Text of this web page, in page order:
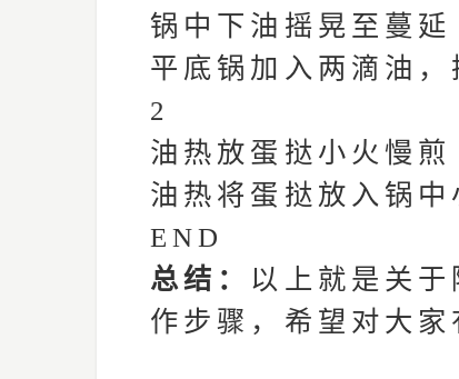
锅中下油摇晃至蔓延
平底锅加入两滴油，
2
油热放蛋挞小火慢煎
油热将蛋挞放入锅中
END
总结： 以上就是关
作步骤，希望对大家